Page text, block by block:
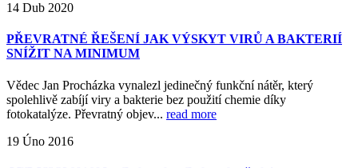
14 Dub 2020
PŘEVRATNÉ ŘEŠENÍ JAK VÝSKYT VIRŮ A BAKTERIÍ
SNÍŽIT NA MINIMUM
Vědec Jan Procházka vynalezl jedinečný funkční nátěr, který
spolehlivě zabíjí viry a bakterie bez použití chemie díky
fotokatalýze. Převratný objev... read more
19 Úno 2016